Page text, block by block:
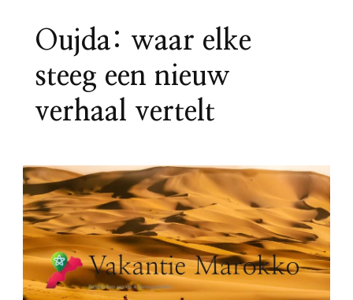
Oujda: waar elke
steeg een nieuw
verhaal vertelt